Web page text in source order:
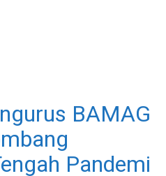
BAMAG
Pandemi